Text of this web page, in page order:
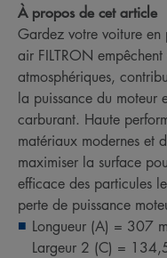
À propos de cet article
Gardez votre voiture
air FILTRON
atmosphériques,
la puissance du moteur
carburant. Haute
matériaux modernes et
maximiser la surface
efficace des particules
perte de puissance
Longueur (A) = 307
Largeur 2 (C) =